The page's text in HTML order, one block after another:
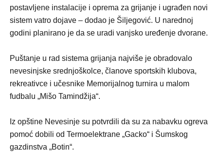
postavljene instalacije i oprema za grijanje i ugrađen novi
sistem vatro dojave – dodao je Šiljegović. U narednoj
godini planirano je da se uradi vanjsko uređenje dvorane.
Puštanje u rad sistema grijanja najviše je obradovalo
nevesinjske srednjoškolce, članove sportskih klubova,
rekreativce i učesnike Memorijalnog turnira u malom
fudbalu „Mišo Tamindžija“.
Iz opštine Nevesinje su potvrdili da su za nabavku ogreva
pomoć dobili od Termoelektrane „Gacko“ i Šumskog
gazdinstva „Botin“.